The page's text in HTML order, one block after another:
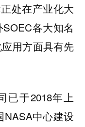
处在产业化大
各大知名
用方面具有先
已于2018年上
NASA中心建设